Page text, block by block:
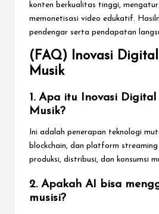
konten berkualitas tinggi,
memonetisasi video edukatif.
pendengar serta pendapatan
(FAQ) Inovasi
Musik
1. Apa itu Inovasi Digital
Musik?
Ini adalah penerapan teknologi
blockchain, dan platform
produksi, distribusi, dan konsumsi
2. Apakah AI bisa
musisi?